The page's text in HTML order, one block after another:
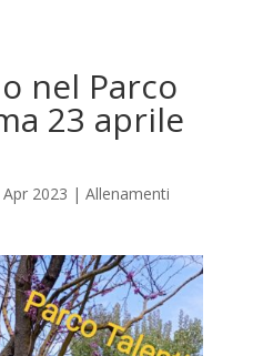
nel Parco
23 aprile
Apr 2023 | Allenamenti